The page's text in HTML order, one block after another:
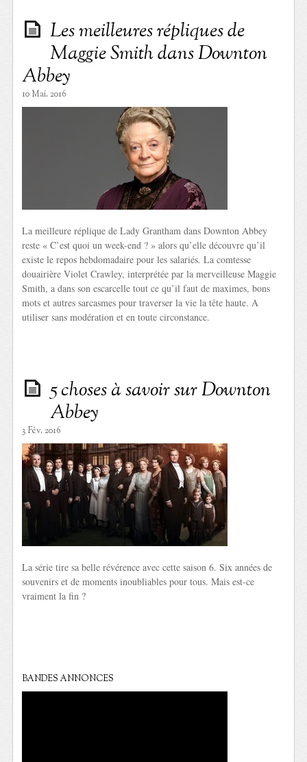
Les meilleures répliques de
Maggie Smith dans Downton
Abbey
10 Mai. 2016
La meilleure réplique de Lady Grantham dans Downton Abbey
reste « C’est quoi un week-end ? » alors qu’elle découvre qu’il
existe le repos hebdomadaire pour les salariés. La comtesse
douairière Violet Crawley, interprétée par la merveilleuse Maggie
Smith, a dans son escarcelle tout ce qu’il faut de maximes, bons
mots et autres sarcasmes pour traverser la vie la tête haute. A
utiliser sans modération et en toute circonstance.
5 choses à savoir sur Downton
Abbey
3 Fév. 2016
La série tire sa belle révérence avec cette saison 6. Six années de
souvenirs et de moments inoubliables pour tous. Mais est-ce
vraiment la fin ?
BANDES ANNONCES